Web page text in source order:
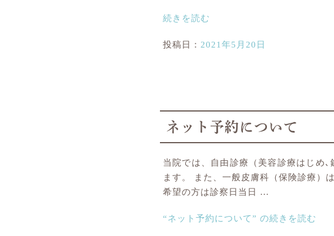
続きを読む
投稿日： 2021年5月20日
ネット予約について
当院では、自由診療（美容診療はじめ
ます。 また、一般皮膚科（保険診療）
希望の方は診察日当日 …
“ネット予約について” の続きを読む